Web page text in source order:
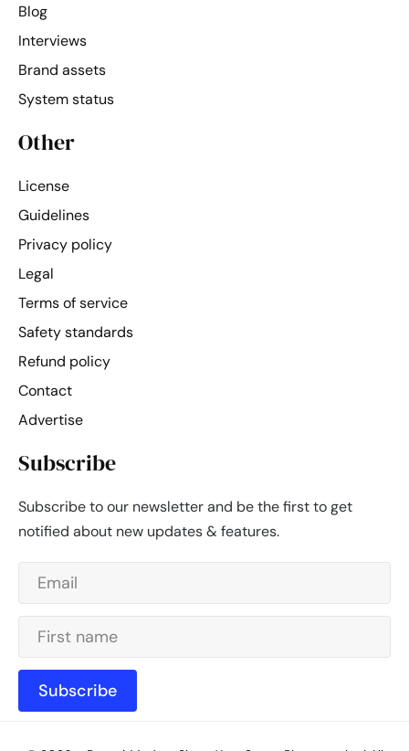
Blog
Interviews
Brand assets
System status
Other
License
Guidelines
Privacy policy
Legal
Terms of service
Safety standards
Refund policy
Contact
Advertise
Subscribe
Subscribe to our newsletter and be the first to get
notified about new updates & features.
Subscribe